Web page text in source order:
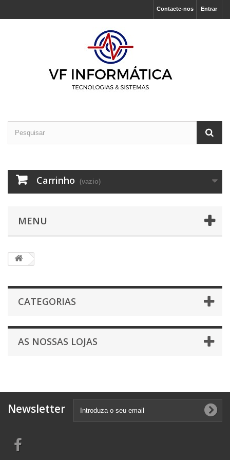
Entrar
Contacte-nos
Carrinho (vazio)
MENU
CATEGORIAS
AS NOSSAS LOJAS
Newsletter